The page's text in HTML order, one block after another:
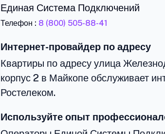
Единая Система Подключений
Телефон : 8 (800) 505-88-41
Интернет-провайдер по адресу
Квартиры по адресу улица
корпус 2 в Майкопе обслуживает
Ростелеком.
Используйте опыт